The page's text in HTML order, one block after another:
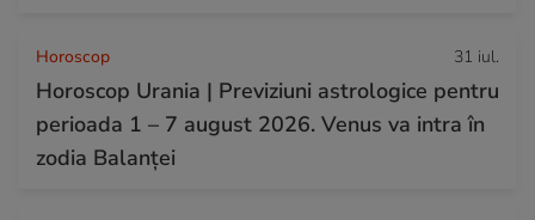
Horoscop 31 iul.
Horoscop Urania | Previziuni astrologice pentru
perioada 1 – 7 august 2026. Venus va intra în
zodia Balanței